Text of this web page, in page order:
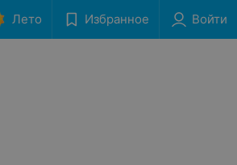
Лето Избранное Войти